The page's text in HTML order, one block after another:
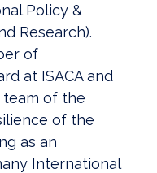
Policy &
Research).
of
at ISACA and
team of the
of the
as an
International